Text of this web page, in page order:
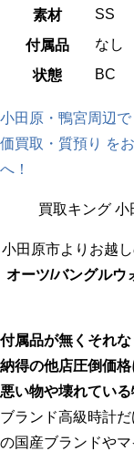
素材
SS
付属品
なし
状態
BC
小田原・鴨宮周辺
価買取・質預り を
へ！
買取キング 小
小田原市よりお越
オーツ/バングルウ
付属品が無くそれ
納得の他店圧倒価
悪い物や壊れてい
ブランド高級時計
の国産ブランドや